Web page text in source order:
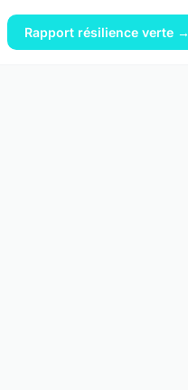
Rapport résilience verte →